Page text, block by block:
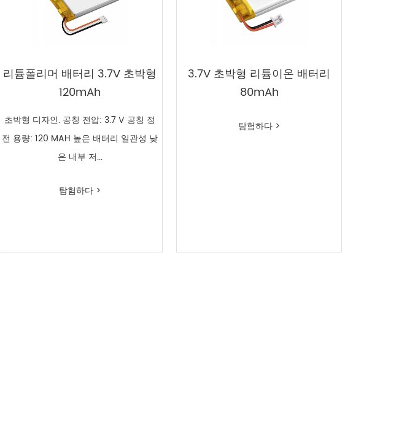
리튬폴리머 배터리 3.7V 초박형
120mAh
초박형 디자인. 공칭 전압: 3.7 V 공칭 정
전 용량: 120 MAH 높은 배터리 일관성 낮
은 내부 저...
탐험하다 >
3.7V 초박형 리튬이온 배터리
80mAh
탐험하다 >